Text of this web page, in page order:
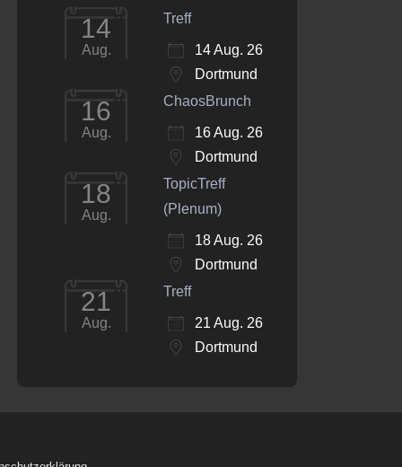
14
Aug.
Treff
14 Aug. 26
Dortmund
16
Aug.
ChaosBrunch
16 Aug. 26
Dortmund
18
Aug.
TopicTreff
(Plenum)
18 Aug. 26
Dortmund
21
Aug.
Treff
21 Aug. 26
Dortmund